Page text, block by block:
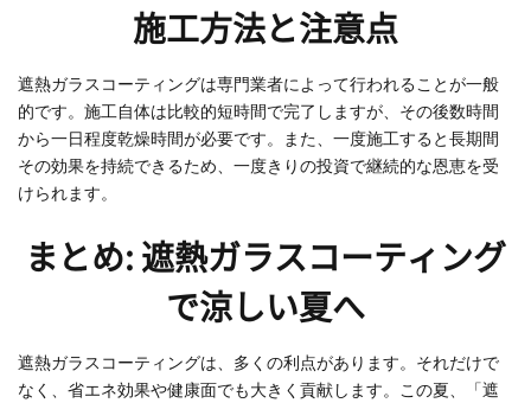
施工方法と注意点
遮熱ガラスコーティングは専門業者によって行われることが一般
的です。施工自体は比較的短時間で完了しますが、その後数時間
から一日程度乾燥時間が必要です。また、一度施工すると長期間
その効果を持続できるため、一度きりの投資で継続的な恩恵を受
けられます。
まとめ: 遮熱ガラスコーティング
で涼しい夏へ
遮熱ガラスコーティングは、多くの利点があります。それだけで
なく、省エネ効果や健康面でも大きく貢献します。この夏、「遮